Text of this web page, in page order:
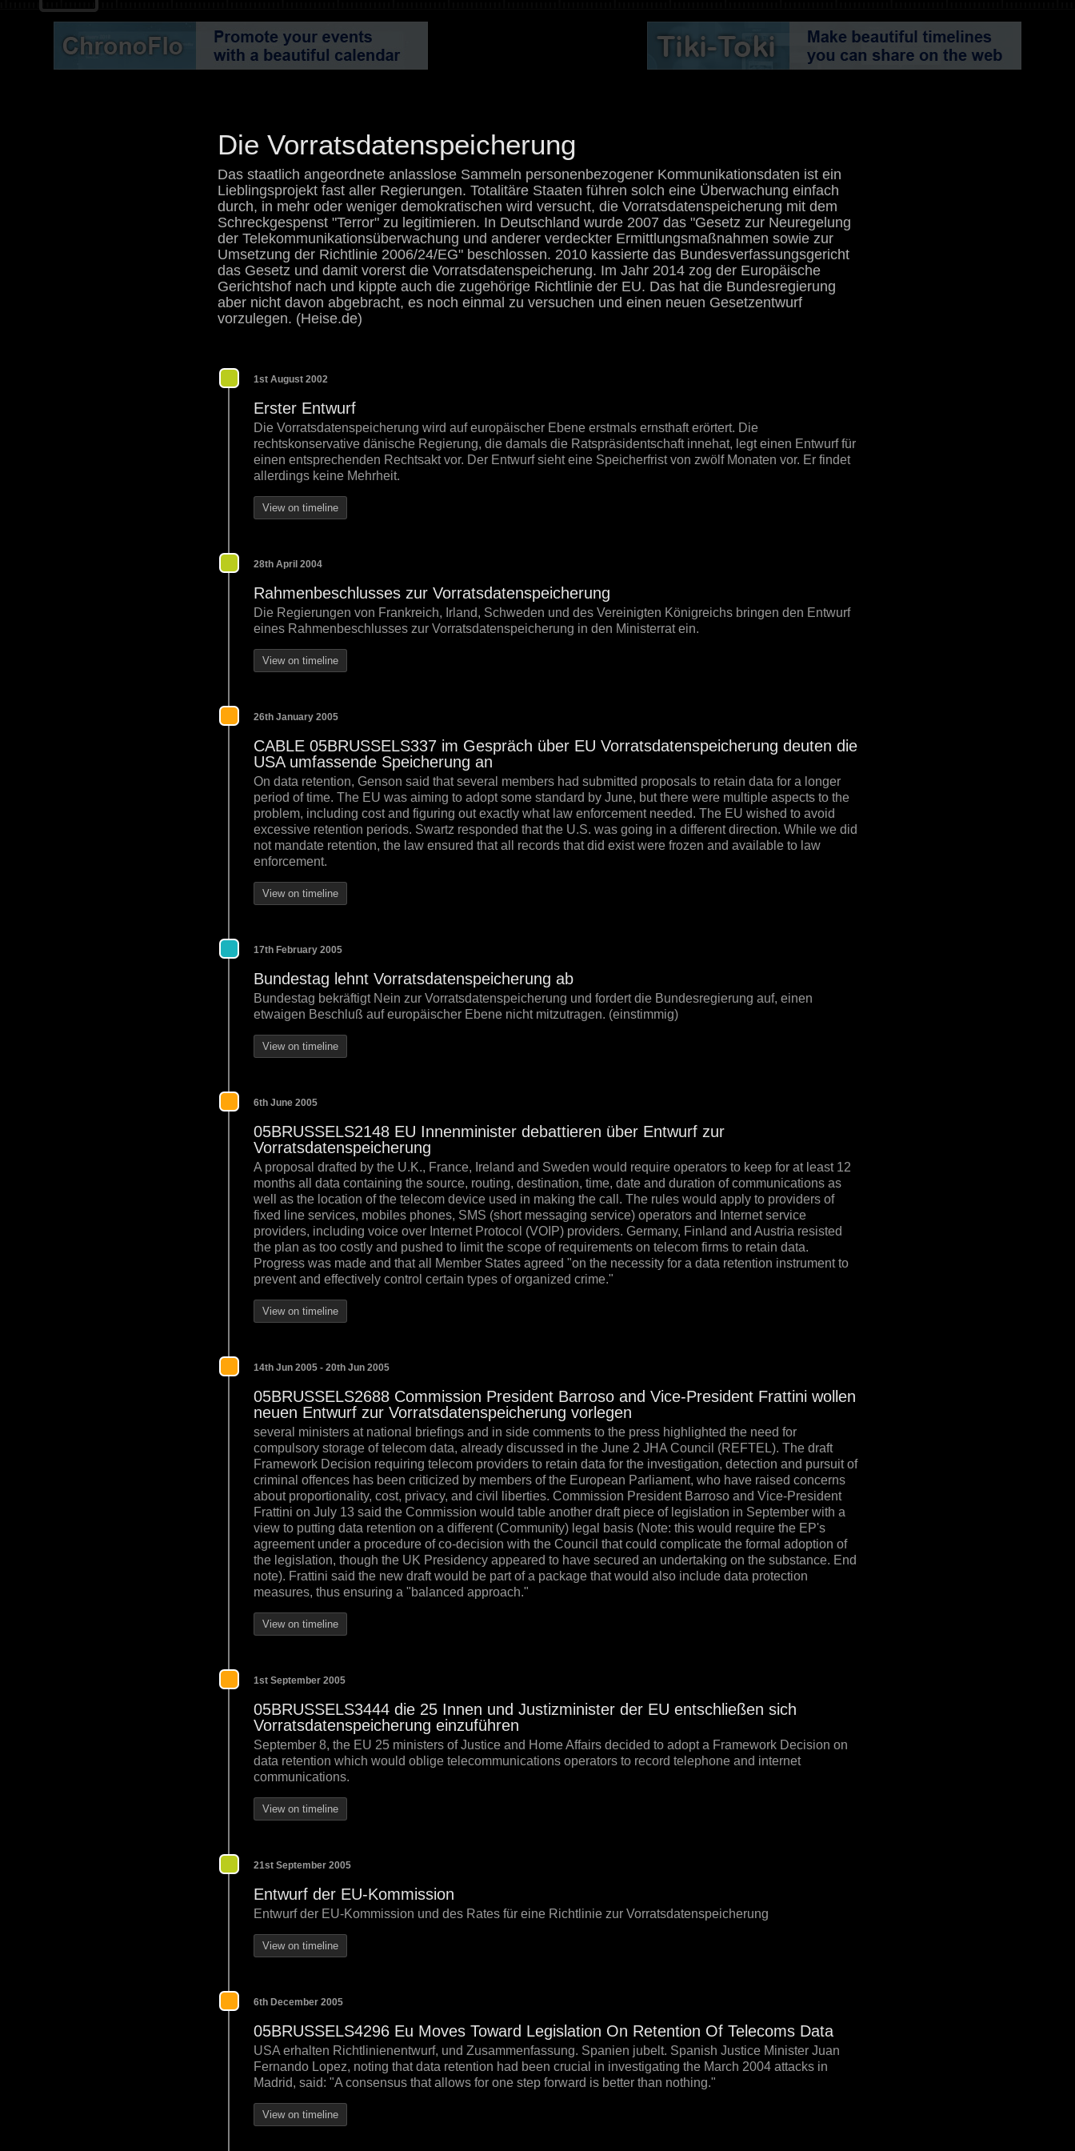
Die Vorratsdatenspeicherung
Das staatlich angeordnete anlasslose Sammeln personenbezogener Kommunikationsdaten ist ein
Lieblingsprojekt fast aller Regierungen. Totalitäre Staaten führen solch eine Überwachung einfach
durch, in mehr oder weniger demokratischen wird versucht, die Vorratsdatenspeicherung mit dem
Schreckgespenst "Terror" zu legitimieren. In Deutschland wurde 2007 das "Gesetz zur Neuregelung
der Telekommunikationsüberwachung und anderer verdeckter Ermittlungsmaßnahmen sowie zur
Umsetzung der Richtlinie 2006/24/EG" beschlossen. 2010 kassierte das Bundesverfassungsgericht
das Gesetz und damit vorerst die Vorratsdatenspeicherung. Im Jahr 2014 zog der Europäische
Gerichtshof nach und kippte auch die zugehörige Richtlinie der EU. Das hat die Bundesregierung
aber nicht davon abgebracht, es noch einmal zu versuchen und einen neuen Gesetzentwurf
vorzulegen. (Heise.de)
1st August 2002
Erster Entwurf
Die Vorratsdatenspeicherung wird auf europäischer Ebene erstmals ernsthaft erörtert. Die
rechtskonservative dänische Regierung, die damals die Ratspräsidentschaft innehat, legt einen Entwurf für
einen entsprechenden Rechtsakt vor. Der Entwurf sieht eine Speicherfrist von zwölf Monaten vor. Er findet
allerdings keine Mehrheit.
View on timeline
28th April 2004
Rahmenbeschlusses zur Vorratsdatenspeicherung
Die Regierungen von Frankreich, Irland, Schweden und des Vereinigten Königreichs bringen den Entwurf
eines Rahmenbeschlusses zur Vorratsdatenspeicherung in den Ministerrat ein.
View on timeline
26th January 2005
CABLE 05BRUSSELS337 im Gespräch über EU Vorratsdatenspeicherung deuten die
USA umfassende Speicherung an
On data retention, Genson said that several members had submitted proposals to retain data for a longer
period of time. The EU was aiming to adopt some standard by June, but there were multiple aspects to the
problem, including cost and figuring out exactly what law enforcement needed. The EU wished to avoid
excessive retention periods. Swartz responded that the U.S. was going in a different direction. While we did
not mandate retention, the law ensured that all records that did exist were frozen and available to law
enforcement.
View on timeline
17th February 2005
Bundestag lehnt Vorratsdatenspeicherung ab
Bundestag bekräftigt Nein zur Vorratsdatenspeicherung und fordert die Bundesregierung auf, einen
etwaigen Beschluß auf europäischer Ebene nicht mitzutragen. (einstimmig)
View on timeline
6th June 2005
05BRUSSELS2148 EU Innenminister debattieren über Entwurf zur
Vorratsdatenspeicherung
A proposal drafted by the U.K., France, Ireland and Sweden would require operators to keep for at least 12
months all data containing the source, routing, destination, time, date and duration of communications as
well as the location of the telecom device used in making the call. The rules would apply to providers of
fixed line services, mobiles phones, SMS (short messaging service) operators and Internet service
providers, including voice over Internet Protocol (VOIP) providers. Germany, Finland and Austria resisted
the plan as too costly and pushed to limit the scope of requirements on telecom firms to retain data.
Progress was made and that all Member States agreed "on the necessity for a data retention instrument to
prevent and effectively control certain types of organized crime."
View on timeline
14th Jun 2005 - 20th Jun 2005
05BRUSSELS2688 Commission President Barroso and Vice-President Frattini wollen
neuen Entwurf zur Vorratsdatenspeicherung vorlegen
several ministers at national briefings and in side comments to the press highlighted the need for
compulsory storage of telecom data, already discussed in the June 2 JHA Council (REFTEL). The draft
Framework Decision requiring telecom providers to retain data for the investigation, detection and pursuit of
criminal offences has been criticized by members of the European Parliament, who have raised concerns
about proportionality, cost, privacy, and civil liberties. Commission President Barroso and Vice-President
Frattini on July 13 said the Commission would table another draft piece of legislation in September with a
view to putting data retention on a different (Community) legal basis (Note: this would require the EP's
agreement under a procedure of co-decision with the Council that could complicate the formal adoption of
the legislation, though the UK Presidency appeared to have secured an undertaking on the substance. End
note). Frattini said the new draft would be part of a package that would also include data protection
measures, thus ensuring a "balanced approach."
View on timeline
1st September 2005
05BRUSSELS3444 die 25 Innen und Justizminister der EU entschließen sich
Vorratsdatenspeicherung einzuführen
September 8, the EU 25 ministers of Justice and Home Affairs decided to adopt a Framework Decision on
data retention which would oblige telecommunications operators to record telephone and internet
communications.
View on timeline
21st September 2005
Entwurf der EU-Kommission
Entwurf der EU-Kommission und des Rates für eine Richtlinie zur Vorratsdatenspeicherung
View on timeline
6th December 2005
05BRUSSELS4296 Eu Moves Toward Legislation On Retention Of Telecoms Data
USA erhalten Richtlinienentwurf, und Zusammenfassung. Spanien jubelt. Spanish Justice Minister Juan
Fernando Lopez, noting that data retention had been crucial in investigating the March 2004 attacks in
Madrid, said: "A consensus that allows for one step forward is better than nothing."
View on timeline